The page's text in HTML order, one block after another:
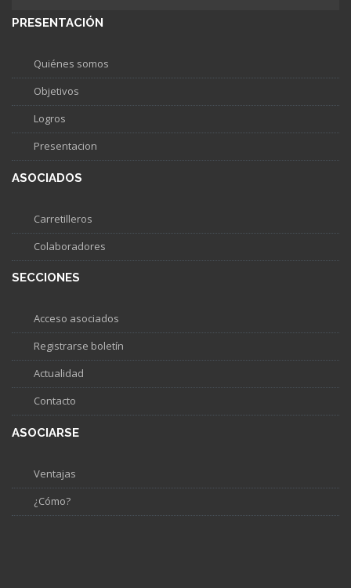
PRESENTACIÓN
Quiénes somos
Objetivos
Logros
Presentacion
ASOCIADOS
Carretilleros
Colaboradores
SECCIONES
Acceso asociados
Registrarse boletín
Actualidad
Contacto
ASOCIARSE
Ventajas
¿Cómo?